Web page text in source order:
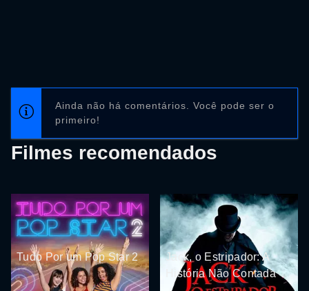
Ainda não há comentários. Você pode ser o
primeiro!
Filmes recomendados
Tudo Por um Pop Star 2
Jack, o Estripador: A
História Não Contada